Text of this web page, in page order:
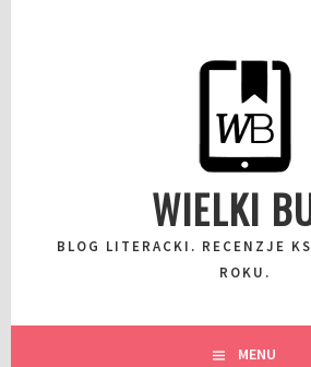
WIELKI
BLOG LITERACKI. RECENZJE
ROKU.
MENU